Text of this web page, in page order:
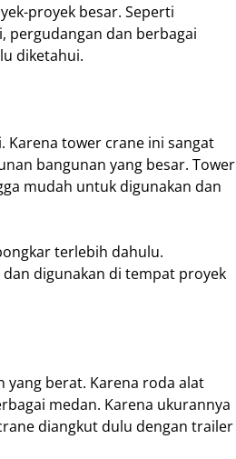
proyek besar. Seperti
pergudangan dan berbagai
diketahui.
Karena tower crane ini sangat
bangunan yang besar. Tower
mudah untuk digunakan dan
terlebih dahulu.
digunakan di tempat proyek
yang berat. Karena roda alat
medan. Karena ukurannya
diangkut dulu dengan trailer